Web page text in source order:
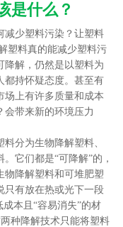
是什么？
减少塑料污染？让塑料
塑料真的能减少塑料污
降解，仍然是以塑料为
都持怀疑态度。甚至有
场上有许多质量和成本
会带来新的环境压力
料分为生物降解塑料、
它们都是“可降解”的，
物降解塑料和可堆肥塑
只有放在热或光下一段
本且“容易消失”的材
种降解技术只能将塑料